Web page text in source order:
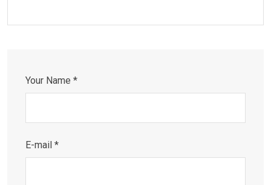
Your Name *
E-mail *